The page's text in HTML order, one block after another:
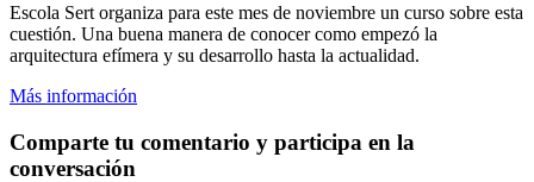
Escola Sert organiza para este mes de noviembre un curso sobre esta
cuestión. Una buena manera de conocer como empezó la
arquitectura efímera y su desarrollo hasta la actualidad.
Más información
Comparte tu comentario y participa en la
conversación